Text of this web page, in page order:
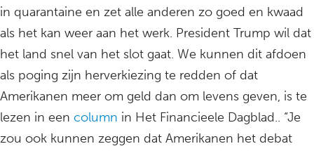
in quarantaine en zet alle anderen zo goed en kwaad
als het kan weer aan het werk. President Trump wil dat
het land snel van het slot gaat. We kunnen dit afdoen
als poging zijn herverkiezing te redden of dat
Amerikanen meer om geld dan om levens geven, is te
lezen in een column in Het Financieele Dagblad.. “Je
zou ook kunnen zeggen dat Amerikanen het debat